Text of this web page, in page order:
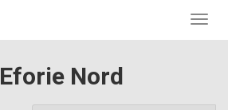
Eforie Nord